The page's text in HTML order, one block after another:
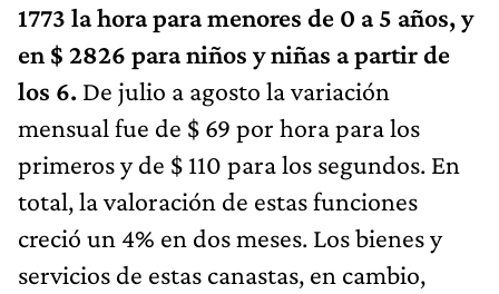
1773 la hora para menores de 0 a 5 años, y
en $ 2826 para niños y niñas a partir de
los 6. De julio a agosto la variación
mensual fue de $ 69 por hora para los
primeros y de $ 110 para los segundos. En
total, la valoración de estas funciones
creció un 4% en dos meses. Los bienes y
servicios de estas canastas, en cambio,